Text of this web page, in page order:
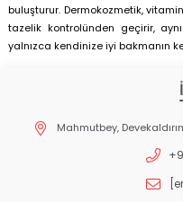
buluşturur. Dermokozmetik,
tazelik kontrolünden geçirir,
yalnızca kendinize iyi bakmanın
Mahmutbey,